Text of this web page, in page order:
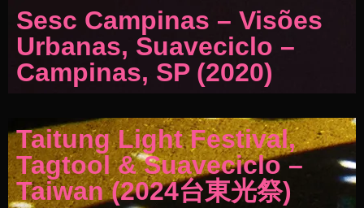
Sesc Campinas – Visões
Urbanas, Suaveciclo –
Campinas, SP (2020)
Taitung Light Festival,
Tagtool & Suaveciclo –
Taiwan (2024台東光祭)